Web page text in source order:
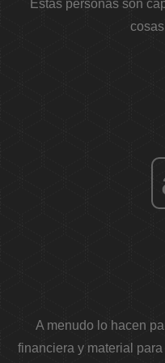
Estas personas son
A menudo lo hacen
financiera y material